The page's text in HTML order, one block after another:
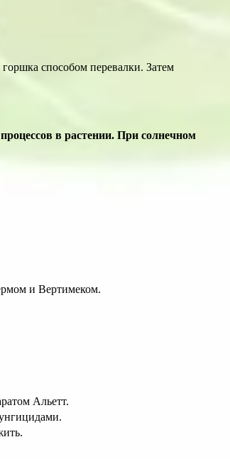
способом перевалки. Затем
в растении. При солнечном
и Вертимеком.
Альетт.